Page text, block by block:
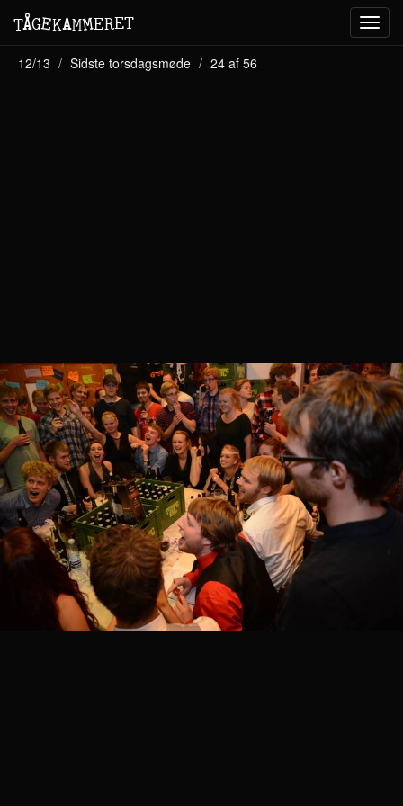
TÅGEKAMMERET
12/13 Sidste torsdagsmøde 24 af 56